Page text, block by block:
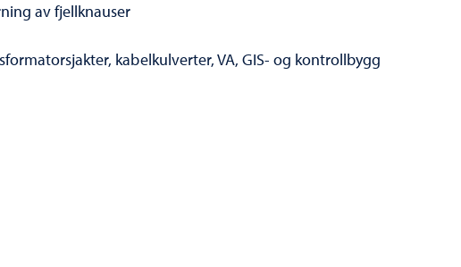
av fjellknauser
kabelkulverter, VA, GIS- og kontrollbygg